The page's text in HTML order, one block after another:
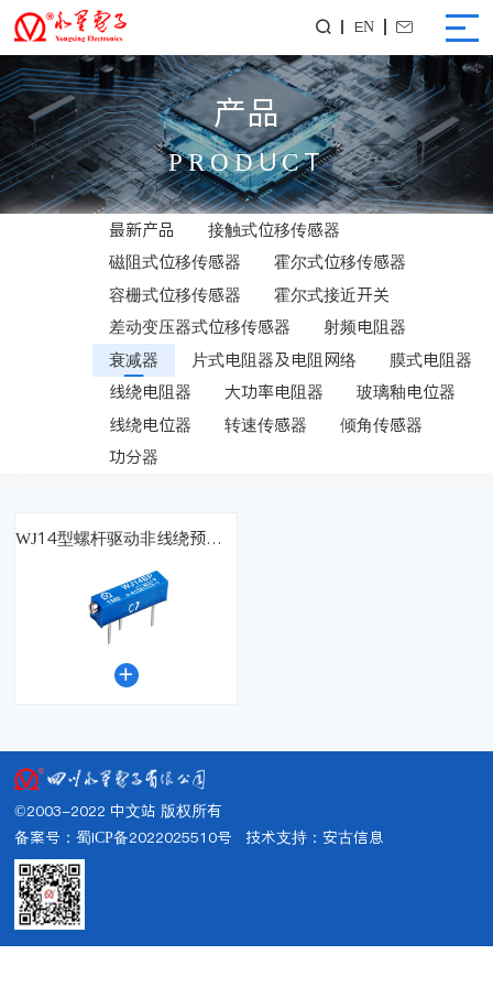
 EN 
产品
PRODUCT
最新产品
接触式位移传感器
磁阻式位移传感器
霍尔式位移传感器
容栅式位移传感器
霍尔式接近开关
差动变压器式位移传感器
射频电阻器
衰减器
片式电阻器及电阻网络
膜式电阻器
线绕电阻器
大功率电阻器
玻璃釉电位器
线绕电位器
转速传感器
倾角传感器
功分器
WJ14型螺杆驱动非线绕预调电位器（国军标）

©2003-2022 中文站 版权所有
备案号：蜀ICP备2022025510号 技术支持： 安古信息